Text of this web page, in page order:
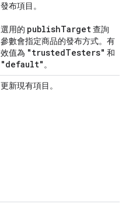
發布項目。
選用的 publishTarget查詢
參數會指定商品的發布方式。有
效值為 "trustedTesters" 和
"default"。
更新現有項目。